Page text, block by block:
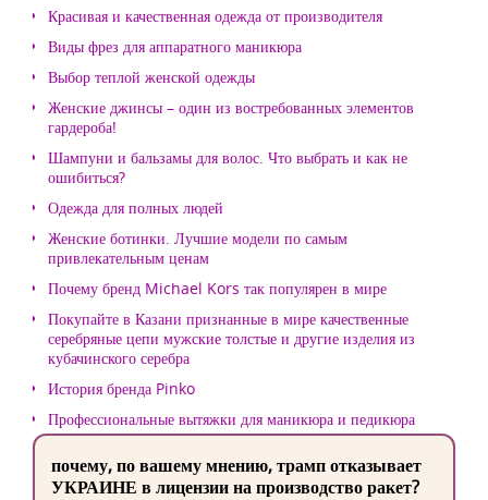
Красивая и качественная одежда от производителя
Виды фрез для аппаратного маникюра
Выбор теплой женской одежды
Женские джинсы – один из востребованных элементов
гардероба!
Шампуни и бальзамы для волос. Что выбрать и как не
ошибиться?
Одежда для полных людей
Женские ботинки. Лучшие модели по самым
привлекательным ценам
Почему бренд Michael Kors так популярен в мире
Покупайте в Казани признанные в мире качественные
серебряные цепи мужские толстые и другие изделия из
кубачинского серебра
История бренда Pinko
Профессиональные вытяжки для маникюра и педикюра
почему, по вашему мнению, трамп отказывает
УКРАИНЕ в лицензии на производство ракет?